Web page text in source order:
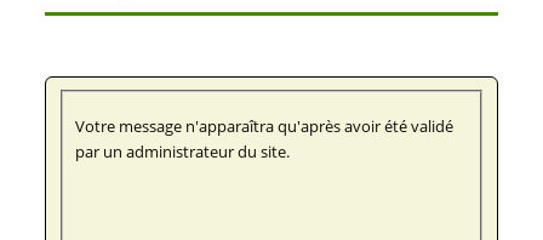
Votre message n'apparaîtra qu'après avoir été validé
par un administrateur du site.